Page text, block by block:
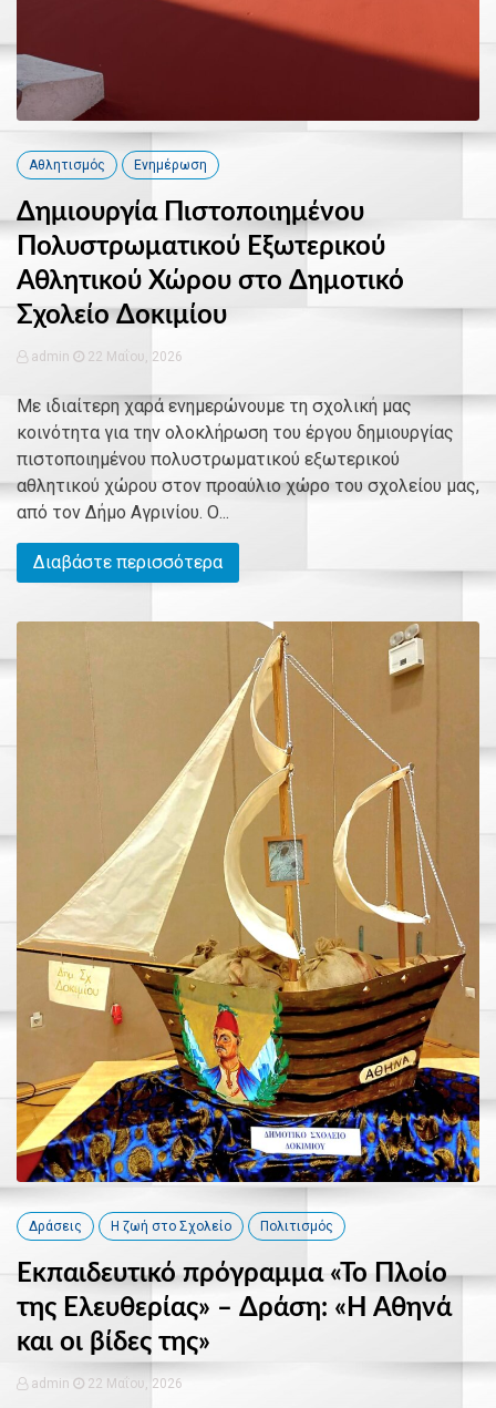
Αθλητισμός Ενημέρωση
Δημιουργία Πιστοποιημένου
Πολυστρωματικού Εξωτερικού
Αθλητικού Χώρου στο Δημοτικό
Σχολείο Δοκιμίου
admin 22 Μαΐου, 2026
Με ιδιαίτερη χαρά ενημερώνουμε τη σχολική μας
κοινότητα για την ολοκλήρωση του έργου δημιουργίας
πιστοποιημένου πολυστρωματικού εξωτερικού
αθλητικού χώρου στον προαύλιο χώρο του σχολείου μας,
από τον Δήμο Αγρινίου. Ο...
Διαβάστε περισσότερα
Δράσεις Η ζωή στο Σχολείο Πολιτισμός
Εκπαιδευτικό πρόγραμμα «Το Πλοίο
της Ελευθερίας» – Δράση: «Η Αθηνά
και οι βίδες της»
admin 22 Μαΐου, 2026